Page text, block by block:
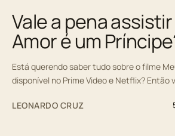
Vale a pena
Amor é um
Está querendo saber tudo sobre o filme
disponível no Prime Video e Netflix? Então
LEONARDO CRUZ